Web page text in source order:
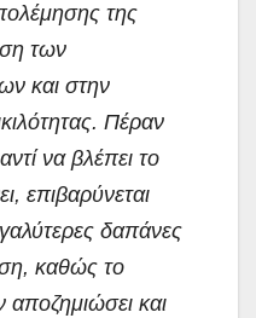
της
των
και στην
Πέραν
να βλέπει το
επιβαρύνεται
δαπάνες
καθώς το
αποζημιώσει και